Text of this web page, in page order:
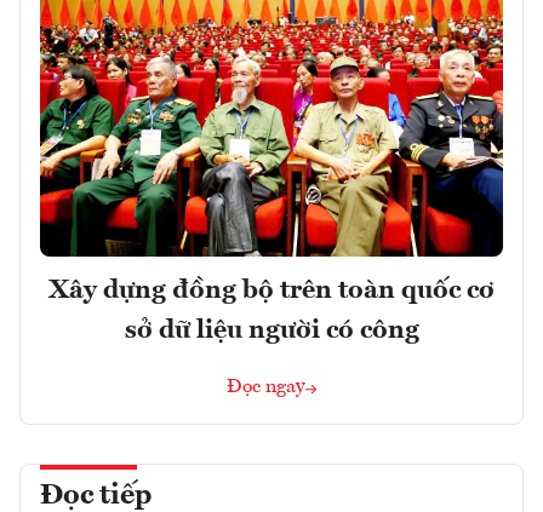
Xây dựng đồng bộ trên toàn quốc cơ
sở dữ liệu người có công
Đọc ngay
Đọc tiếp